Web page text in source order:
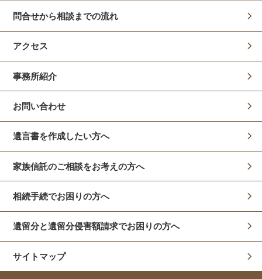
問合せから相談までの流れ
アクセス
事務所紹介
お問い合わせ
遺言書を作成したい方へ
家族信託のご相談をお考えの方へ
相続手続でお困りの方へ
遺留分と遺留分侵害額請求でお困りの方へ
サイトマップ